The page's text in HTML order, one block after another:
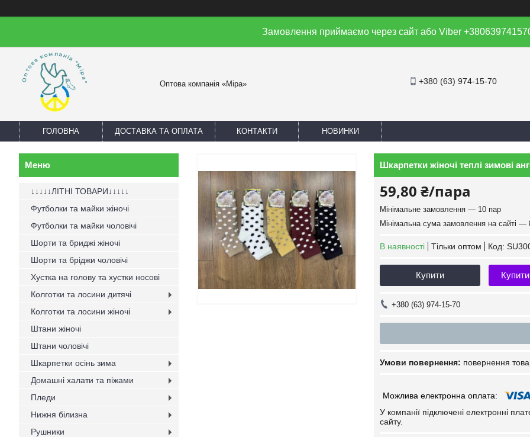
Замовлення приймаємо через сайт або Viber
Оптова компанія «Міра» +380 (63) 974-15-70
ГОЛОВНА ДОСТАВКА ТА ОПЛАТА КОНТАКТИ НОВИНКИ
Шкарпетки жіночі теплі зимові
59,80 ₴/пара
Мінімальне замовлення — 10 пар
Мінімальна сума замовлення на сайті —
В наявності Тільки оптом Код:
Купити
+380 (63) 974-15-70
повернення
У компанії підключені електронні
сайту.
↓↓↓↓↓ЛІТНІ ТОВАРИ↓↓↓↓↓
Футболки та майки жіночі
Футболки та майки чоловічі
Шорти та бриджі жіночі
Шорти та бріджи чоловічі
Хустка на голову та хустки носові
Колготки та лосини дитячі
Колготки та лосини жіночі
Штани жіночі
Штани чоловічі
Шкарпетки осінь зима
Домашні халати та піжами
Пледи
Нижня білизна
Рушники